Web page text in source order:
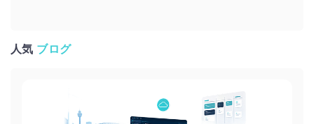
人気 ブログ